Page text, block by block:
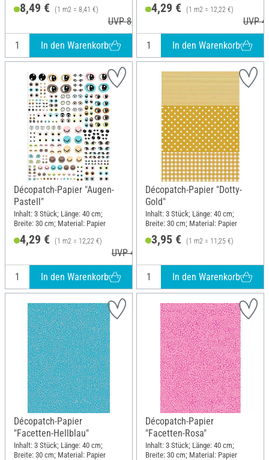
8,49 € (1 m2 = 8,41 €)
UVP 8,70 €
In den Warenkorb
4,29 € (1 m2 = 12,22 €)
UVP
In den Warenkorb
Décopatch-Papier "Augen-
Pastell"
Inhalt: 3 Stück; Länge: 40 cm;
Breite: 30 cm; Material: Papier
4,29 € (1 m2 = 12,22 €)
UVP 4,60 €
In den Warenkorb
Décopatch-Papier "Dotty-
Gold"
Inhalt: 3 Stück; Länge: 40 cm;
Breite: 30 cm; Material: Papier
3,95 € (1 m2 = 11,25 €)
In den Warenkorb
Décopatch-Papier
"Facetten-Hellblau"
Inhalt: 3 Stück; Länge: 40 cm;
Breite: 30 cm; Material: Papier
Décopatch-Papier
"Facetten-Rosa"
Inhalt: 3 Stück; Länge: 40 cm;
Breite: 30 cm; Material: Papier